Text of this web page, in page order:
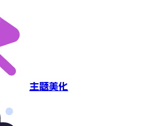
主题美化